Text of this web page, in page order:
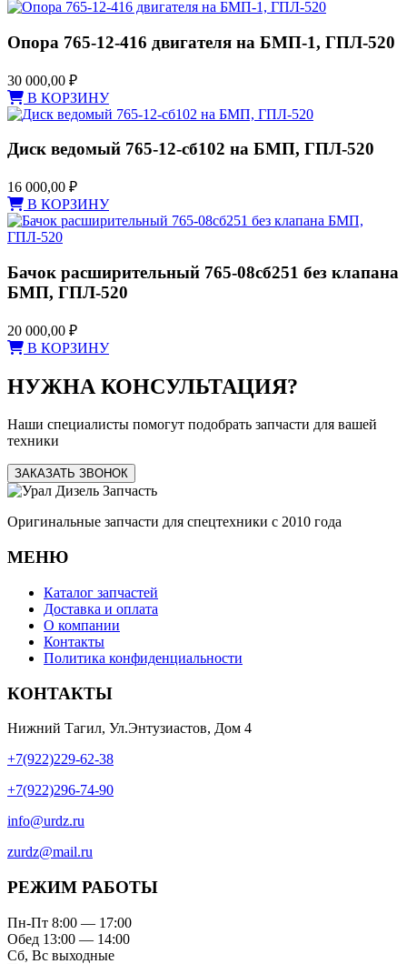
Опора 765-12-416 двигателя на БМП-1, ГПЛ-520
30 000,00 ₽
В КОРЗИНУ
Диск ведомый 765-12-сб102 на БМП, ГПЛ-520
16 000,00 ₽
В КОРЗИНУ
Бачок расширительный 765-08сб251 без клапана
БМП, ГПЛ-520
20 000,00 ₽
В КОРЗИНУ
НУЖНА КОНСУЛЬТАЦИЯ?
Наши специалисты помогут подобрать запчасти для вашей
техники
ЗАКАЗАТЬ ЗВОНОК
Оригинальные запчасти для спецтехники с 2010 года
МЕНЮ
Каталог запчастей
Доставка и оплата
О компании
Контакты
Политика конфиденциальности
КОНТАКТЫ
Нижний Тагил, Ул.Энтузиастов, Дом 4
+7(922)229-62-38
+7(922)296-74-90
info@urdz.ru
zurdz@mail.ru
РЕЖИМ РАБОТЫ
Пн-Пт 8:00 — 17:00
Обед 13:00 — 14:00
Сб, Вс выходные